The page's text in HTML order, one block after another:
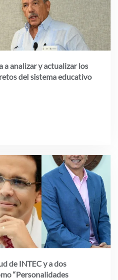
a analizar y actualizar los
del sistema educativo
de INTEC y a dos
“Personalidades